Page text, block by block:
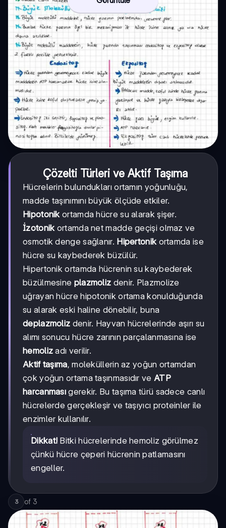
Çözelti Türleri ve Aktif Taşıma
Hücrelerin bulundukları ortamın yoğunluğu,
madde taşınımını büyük ölçüde etkiler.
Hipotonikortamda hücre su alarak şişer.
İzotonikortamda net madde geçişi olmaz ve
osmotik denge sağlanır. Hipertonikortamda ise
hücre su kaybederek büzülür.
Hipertonik ortamda hücrenin su kaybederek
büzülmesine plazmoliz denir. Plazmolize
uğrayan hücre hipotonik ortama konulduğunda
su alarak eski haline dönebilir, buna
deplazmoliz denir. Hayvan hücrelerinde aşırı su
alımı sonucu hücre zarının parçalanmasına ise
hemoliz adı verilir.
Aktif taşıma, moleküllerin az yoğun ortamdan
çok yoğun ortama taşınmasıdır ve ATP
harcanması gerekir. Bu taşıma türü sadece canlı
hücrelerde gerçekleşir ve taşıyıcı proteinler ile
enzimler kullanılır.
Dikkat! Bitki hücrelerinde hemoliz görülmez
çünkü hücre çeperi hücrenin patlamasını
engeller.
3 of 3